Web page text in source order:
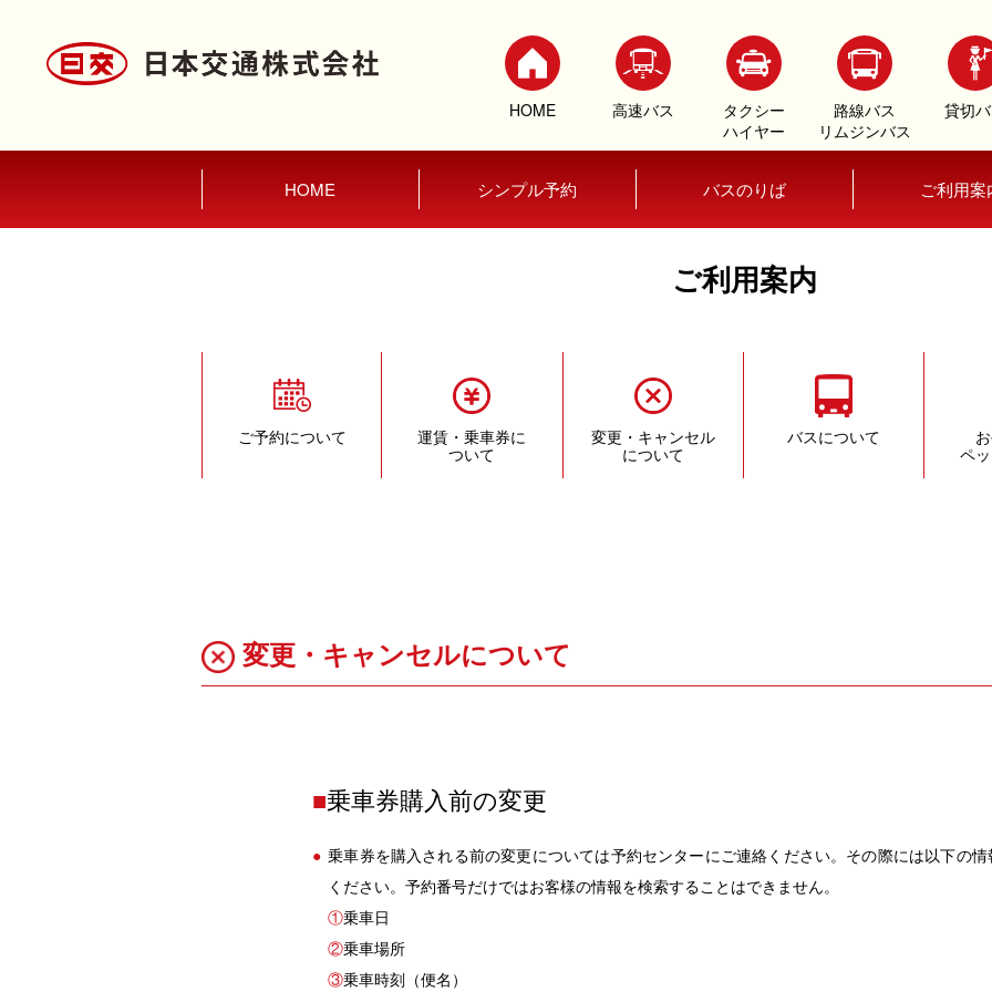
HOME 高速バス
タクシー
ハイヤー
路線バス
リムジンバス
貸切
HOME シンプル予約 バスのりば ご利用案
ご利用案内
ご予約について
運賃・乗車券に
ついて
変更・キャンセル
について
バスについて
ペ
変更・キャンセルについて
■乗車券購入前の変更
乗車券を購入される前の変更については予約センターにご連絡ください。その際には以下の情
ください。予約番号だけではお客様の情報を検索することはできません。
①乗車日
②乗車場所
③乗車時刻（便名）